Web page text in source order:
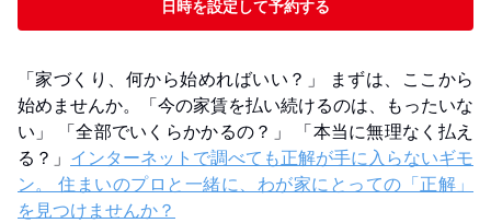
日時を設定して予約する
「家づくり、何から始めればいい？」 まずは、ここから
始めませんか。「今の家賃を払い続けるのは、もったいな
い」 「全部でいくらかかるの？」 「本当に無理なく払え
る？」 インターネットで調べても正解が手に入らないギモ
ン。 住まいのプロと一緒に、わが家にとっての「正解」
を見つけませんか？